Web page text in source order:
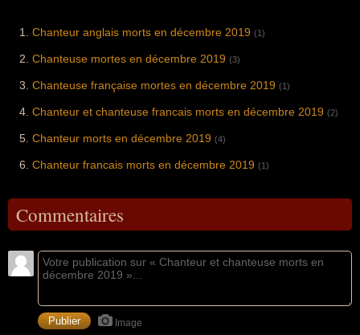
Chanteur anglais morts en décembre 2019 (1)
Chanteuse mortes en décembre 2019 (3)
Chanteuse française mortes en décembre 2019 (1)
Chanteur et chanteuse francais morts en décembre 2019 (2)
Chanteur morts en décembre 2019 (4)
Chanteur francais morts en décembre 2019 (1)
Commentaires
Image